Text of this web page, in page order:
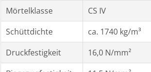
Mörtelklasse
CS IV
Schüttdichte
ca. 1740 kg/m³
Druckfestigkeit
16,0 N/mm²